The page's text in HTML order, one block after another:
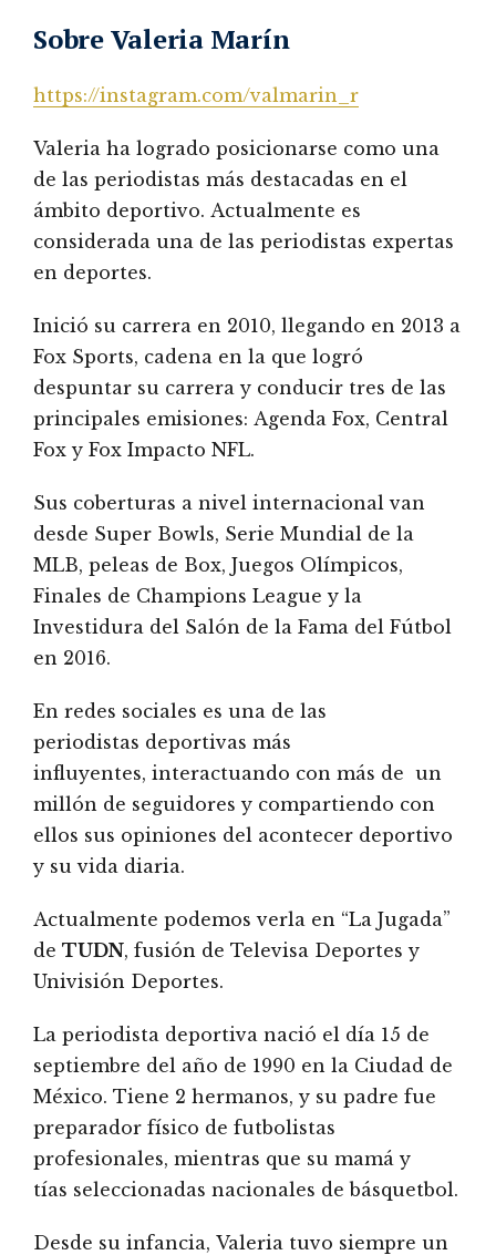
Sobre Valeria Marín
https://instagram.com/valmarin_r
Valeria ha logrado posicionarse como una
de las periodistas más destacadas en el
ámbito deportivo. Actualmente es
considerada una de las periodistas expertas
en deportes.
Inició su carrera en 2010, llegando en 2013 a
Fox Sports, cadena en la que logró
despuntar su carrera y conducir tres de las
principales emisiones: Agenda Fox, Central
Fox y Fox Impacto NFL.
Sus coberturas a nivel internacional van
desde Super Bowls, Serie Mundial de la
MLB, peleas de Box, Juegos Olímpicos,
Finales de Champions League y la
Investidura del Salón de la Fama del Fútbol
en 2016.
En redes sociales es una de las
periodistas deportivas más
influyentes, interactuando con más de un
millón de seguidores y compartiendo con
ellos sus opiniones del acontecer deportivo
y su vida diaria.
Actualmente podemos verla en “La Jugada”
de TUDN, fusión de Televisa Deportes y
Univisión Deportes.
La periodista deportiva nació el día 15 de
septiembre del año de 1990 en la Ciudad de
México. Tiene 2 hermanos, y su padre fue
preparador físico de futbolistas
profesionales, mientras que su mamá y
tías seleccionadas nacionales de básquetbol.
Desde su infancia, Valeria tuvo siempre un